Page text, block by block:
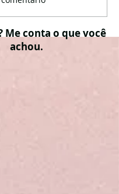
Me conta o que você
achou.